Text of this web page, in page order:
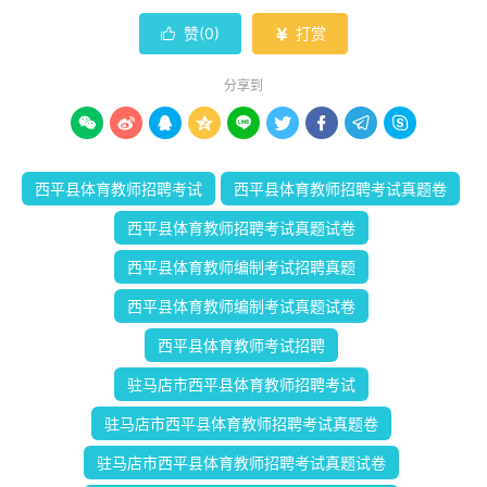
 赞(0)  打赏
分享到
        
西平县体育教师招聘考试 西平县体育教师招聘考试真题卷
西平县体育教师招聘考试真题试卷
西平县体育教师编制考试招聘真题
西平县体育教师编制考试真题试卷
西平县体育教师考试招聘
驻马店市西平县体育教师招聘考试
驻马店市西平县体育教师招聘考试真题卷
驻马店市西平县体育教师招聘考试真题试卷